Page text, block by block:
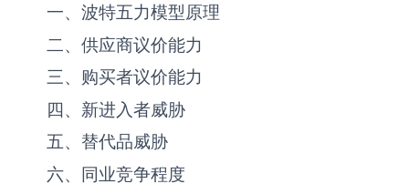
一、波特五力模型原理
二、供应商议价能力
三、购买者议价能力
四、新进入者威胁
五、替代品威胁
六、同业竞争程度